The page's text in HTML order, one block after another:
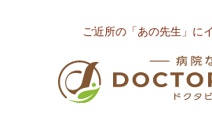
ご近所の「あの先生」に